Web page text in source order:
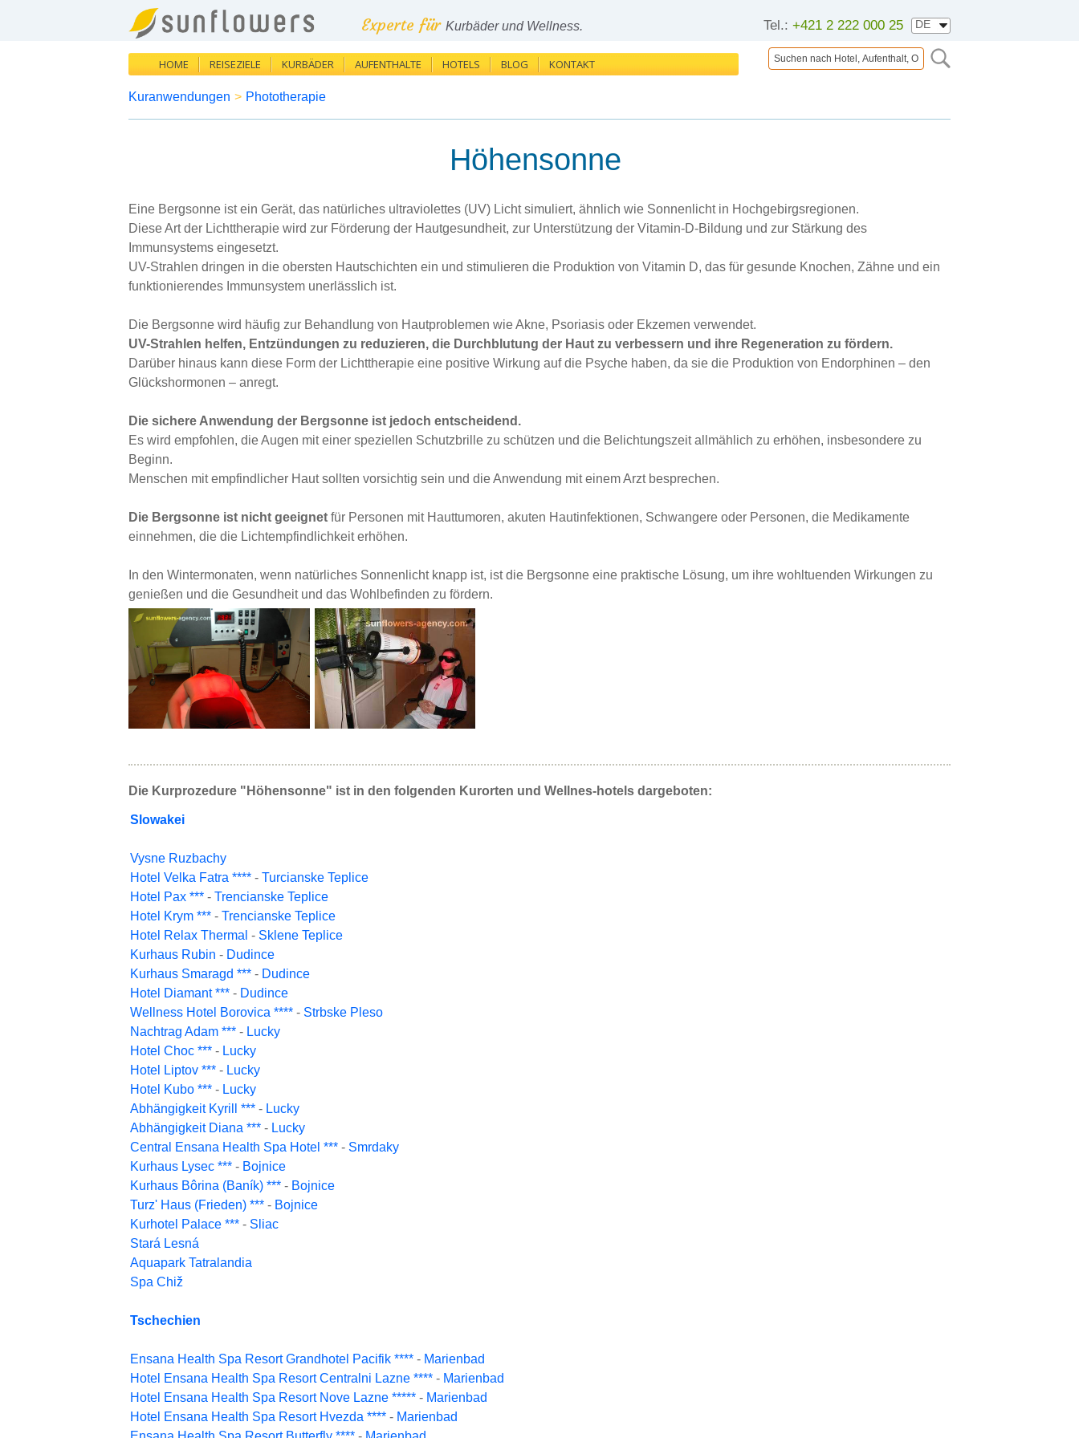
Tel.: +421 2 222 000 25
Experte für Kurbäder und Wellness.
HOME REISEZIELE KURBÄDER AUFENTHALTE HOTELS BLOG KONTAKT
Kuranwendungen > Phototherapie
Höhensonne
Eine Bergsonne ist ein Gerät, das natürliches ultraviolettes (UV) Licht simuliert, ähnlich wie Sonnenlicht in Hochgebirgsregionen.
Diese Art der Lichttherapie wird zur Förderung der Hautgesundheit, zur Unterstützung der Vitamin-D-Bildung und zur Stärkung des
Immunsystems eingesetzt.
UV-Strahlen dringen in die obersten Hautschichten ein und stimulieren die Produktion von Vitamin D, das für gesunde Knochen, Zähne und ein
funktionierendes Immunsystem unerlässlich ist.
Die Bergsonne wird häufig zur Behandlung von Hautproblemen wie Akne, Psoriasis oder Ekzemen verwendet.
UV-Strahlen helfen, Entzündungen zu reduzieren, die Durchblutung der Haut zu verbessern und ihre Regeneration zu fördern.
Darüber hinaus kann diese Form der Lichttherapie eine positive Wirkung auf die Psyche haben, da sie die Produktion von Endorphinen – den
Glückshormonen – anregt.
Die sichere Anwendung der Bergsonne ist jedoch entscheidend.
Es wird empfohlen, die Augen mit einer speziellen Schutzbrille zu schützen und die Belichtungszeit allmählich zu erhöhen, insbesondere zu
Beginn.
Menschen mit empfindlicher Haut sollten vorsichtig sein und die Anwendung mit einem Arzt besprechen.
Die Bergsonne ist nicht geeignet für Personen mit Hauttumoren, akuten Hautinfektionen, Schwangere oder Personen, die Medikamente
einnehmen, die die Lichtempfindlichkeit erhöhen.
In den Wintermonaten, wenn natürliches Sonnenlicht knapp ist, ist die Bergsonne eine praktische Lösung, um ihre wohltuenden Wirkungen zu
genießen und die Gesundheit und das Wohlbefinden zu fördern.
Die Kurprozedure "Höhensonne" ist in den folgenden Kurorten und Wellnes-hotels dargeboten:
Slowakei
Vysne Ruzbachy
Hotel Velka Fatra **** - Turcianske Teplice
Hotel Pax *** - Trencianske Teplice
Hotel Krym *** - Trencianske Teplice
Hotel Relax Thermal - Sklene Teplice
Kurhaus Rubin - Dudince
Kurhaus Smaragd *** - Dudince
Hotel Diamant *** - Dudince
Wellness Hotel Borovica **** - Strbske Pleso
Nachtrag Adam *** - Lucky
Hotel Choc *** - Lucky
Hotel Liptov *** - Lucky
Hotel Kubo *** - Lucky
Abhängigkeit Kyrill *** - Lucky
Abhängigkeit Diana *** - Lucky
Central Ensana Health Spa Hotel *** - Smrdaky
Kurhaus Lysec *** - Bojnice
Kurhaus Bôrina (Baník) *** - Bojnice
Turz' Haus (Frieden) *** - Bojnice
Kurhotel Palace *** - Sliac
Stará Lesná
Aquapark Tatralandia
Spa Chiž
Tschechien
Ensana Health Spa Resort Grandhotel Pacifik **** - Marienbad
Hotel Ensana Health Spa Resort Centralni Lazne **** - Marienbad
Hotel Ensana Health Spa Resort Nove Lazne ***** - Marienbad
Hotel Ensana Health Spa Resort Hvezda **** - Marienbad